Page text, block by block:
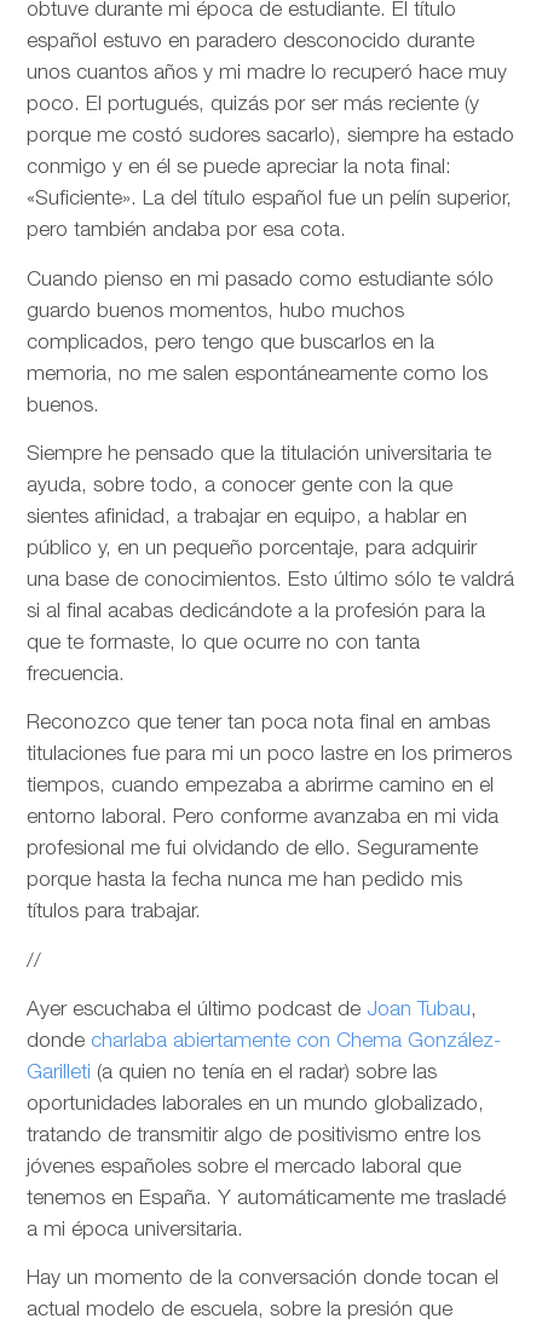
obtuve durante mi época de estudiante. El título
español estuvo en paradero desconocido durante
unos cuantos años y mi madre lo recuperó hace muy
poco. El portugués, quizás por ser más reciente (y
porque me costó sudores sacarlo), siempre ha estado
conmigo y en él se puede apreciar la nota final:
«Suficiente». La del título español fue un pelín superior,
pero también andaba por esa cota.
Cuando pienso en mi pasado como estudiante sólo
guardo buenos momentos, hubo muchos
complicados, pero tengo que buscarlos en la
memoria, no me salen espontáneamente como los
buenos.
Siempre he pensado que la titulación universitaria te
ayuda, sobre todo, a conocer gente con la que
sientes afinidad, a trabajar en equipo, a hablar en
público y, en un pequeño porcentaje, para adquirir
una base de conocimientos. Esto último sólo te valdrá
si al final acabas dedicándote a la profesión para la
que te formaste, lo que ocurre no con tanta
frecuencia.
Reconozco que tener tan poca nota final en ambas
titulaciones fue para mi un poco lastre en los primeros
tiempos, cuando empezaba a abrirme camino en el
entorno laboral. Pero conforme avanzaba en mi vida
profesional me fui olvidando de ello. Seguramente
porque hasta la fecha nunca me han pedido mis
títulos para trabajar.
//
Ayer escuchaba el último podcast de Joan Tubau,
donde charlaba abiertamente con Chema González-
Garilleti (a quien no tenía en el radar) sobre las
oportunidades laborales en un mundo globalizado,
tratando de transmitir algo de positivismo entre los
jóvenes españoles sobre el mercado laboral que
tenemos en España. Y automáticamente me trasladé
a mi época universitaria.
Hay un momento de la conversación donde tocan el
actual modelo de escuela, sobre la presión que